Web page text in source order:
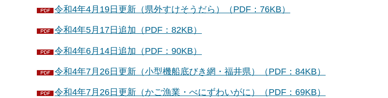
令和4年4月19日更新（県外すけそうだら）（PDF：76KB）
令和4年5月17日追加（PDF：82KB）
令和4年6月14日追加（PDF：90KB）
令和4年7月26日更新（小型機船底びき網・福井県）（PDF：84KB）
令和4年7月26日更新（かご漁業・べにずわいがに）（PDF：69KB）